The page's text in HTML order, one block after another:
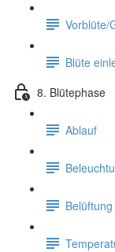
Vorblüte/
Blüte
8. Blütephase
Ablauf
Belüftung